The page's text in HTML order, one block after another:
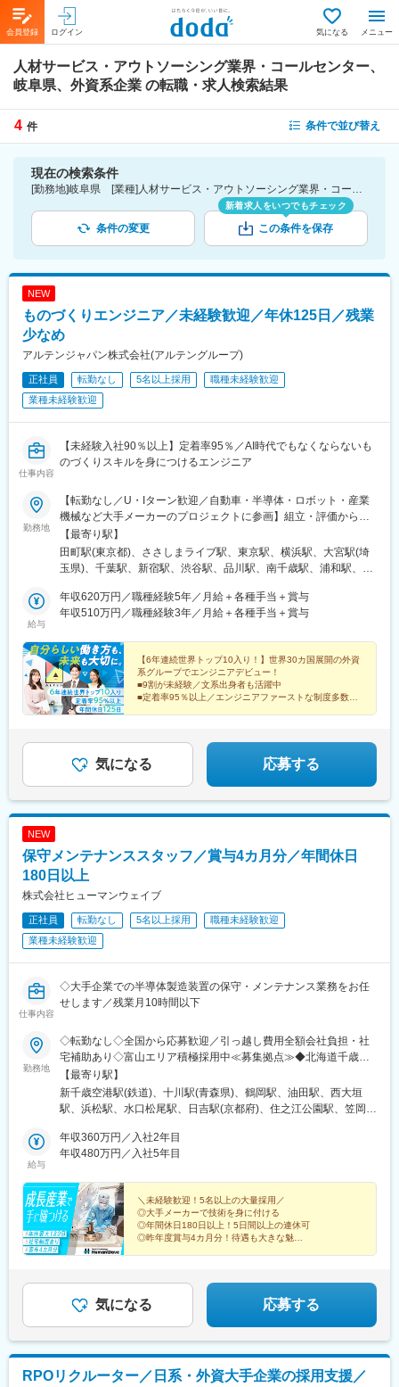
会員登録 ログイン 気になる メニュー
人材サービス・アウトソーシング業界・コールセンター、
岐阜県、外資系企業 の転職・求人検索結果
4 件 条件で並び替え
現在の検索条件
[勤務地]岐阜県 [業種]人材サービス・アウトソーシング業界・コールセンター [詳細条件](会社・職場の環境)外資系企業
条件の変更
新着求人をいつでもチェック
この条件を保存
NEW
ものづくりエンジニア／未経験歓迎／年休125日／残業
少なめ
アルテンジャパン株式会社(アルテングループ)
正社員 転勤なし 5名以上採用
職種未経験歓迎
業種未経験歓迎
仕事内容
【未経験入社90％以上】定着率95％／AI時代でもなくならないも
のづくりスキルを身につけるエンジニア
勤務地
【転勤なし／U・Iターン歓迎／自動車・半導体・ロボット・産業
機械など大手メーカーのプロジェクトに参画】組立・評価からス
タートし、将来的には設計・生産技術・プロジェクト管理などへ
ステップアップできます。※プロジェクト先は、希望を最大限考慮
の上、決定※転居を伴う無理な転勤はなし※引越し費用補助・帰省
ト先＞■北海道：千歳市■関東：埼玉県・千葉県・東京都・神奈川
県・山梨県■東海：岐阜県・静岡県・愛知県・三重県■滋賀：彦根
池郡※プロジェクト先（勤務地）は、希望を最大限考慮の上、決定
します。※勤務地一覧以外にも勤務地がございます。詳しくは面接
時にお話しさせていただきます。＜拠点＞東京本社／東京都港区
芝浦3-5-39 田町イーストウィング2F名古屋オフィス／愛知県名古
屋市中村区平池町4-60-12 グローバルゲート ウエストタワー9F
【最寄り駅】
田町駅(東京都)、ささしまライブ駅、東京駅、横浜駅、大宮駅(埼
玉県)、千葉駅、新宿駅、渋谷駅、品川駅、南千歳駅、浦和駅、県
津駅、スクリーン駅、高岡駅、西諫早駅、原水駅、三田駅(東京
都)、米野駅、日本橋駅(東京都)、新高島駅、京成千葉駅、新宿駅
駅、高宮駅(滋賀県)、名鉄名古屋駅、三越前駅、高島町駅、栄町駅
(千葉県)、新宿西口駅、高輪ゲートウェイ駅、千葉中央駅、静岡
駅、末広町駅(富山県)
給与
年収620万円／職種経験5年／月給＋各種手当＋賞与
年収510万円／職種経験3年／月給＋各種手当＋賞与
【6年連続世界トップ10入り！】世界30カ国展開の外資
系グループでエンジニアデビュー！
■9割が未経験／文系出身者も活躍中
■定着率95％以上／エンジニアファーストな制度多数
気になる 応募する
NEW
保守メンテナンススタッフ／賞与4カ月分／年間休日
180日以上
株式会社ヒューマンウェイブ
正社員 転勤なし 5名以上採用
職種未経験歓迎
業種未経験歓迎
仕事内容
◇大手企業での半導体製造装置の保守・メンテナンス業務をお任
せします／残業月10時間以下
勤務地
◇転勤なし◇全国から応募歓迎／引っ越し費用全額会社負担・社
宅補助あり◇富山エリア積極採用中≪募集拠点≫◆北海道千歳市
◆青森県五所川原市◆山形県鶴岡市◆富山県砺波市◆岐阜県大垣
市◆静岡県浜松市◆三重県四日市市◆滋賀県甲賀市◆京都府京都
市◆京都府久世郡久御山町◆大阪府大阪市◆岡山県笠岡市◆山口
県諫早市◆熊本県菊池郡菊陽町 など└他にも全国エリアにプロ
ジェクトあり！◆マイカー通勤OK＼福利厚生・サポート充実！／
り（家賃の半額補助 ※規定あり）◆ご希望の社宅をご用意（お好
きな物件をお選びいただけます）
【最寄り駅】
新千歳空港駅(鉄道)、十川駅(青森県)、鶴岡駅、油田駅、西大垣
駅、浜松駅、水口松尾駅、日吉駅(京都府)、住之江公園駅、笠岡
住ノ江駅、新浜松駅
給与
年収360万円／入社2年目
年収480万円／入社5年目
＼未経験歓迎！5名以上の大量採用／
◎大手メーカーで技術を身に付ける
◎年間休日180日以上！5日間以上の連休可
◎昨年度賞与4カ月分！待遇も大きな魅力
気になる 応募する
RPOリクルーター／日系・外資大手企業の採用支援／